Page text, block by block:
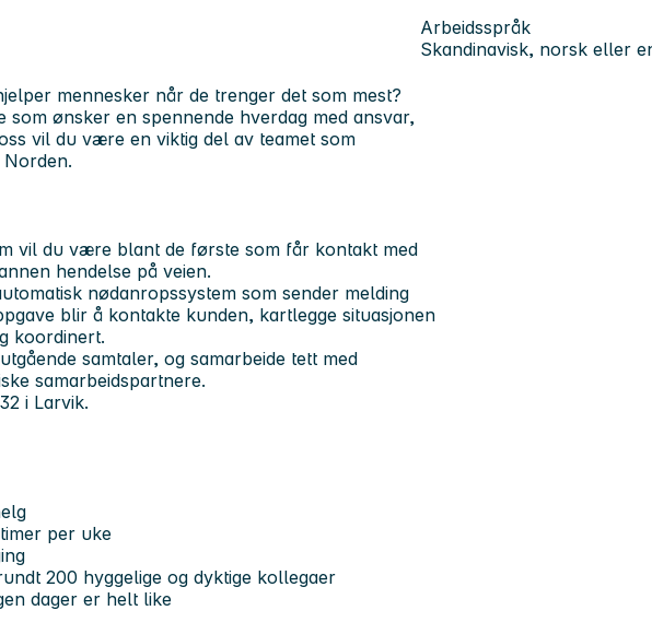
Arbeidsspråk
Skandinavisk, norsk eller
mennesker når de trenger det som mest?
som ønsker en spennende hverdag med ansvar,
vil du være en viktig del av teamet som
vil du være blant de første som får kontakt med
hendelse på veien.
nødanropssystem som sender melding
blir å kontakte kunden, kartlegge situasjonen
koordinert.
samtaler, og samarbeide tett med
samarbeidspartnere.
i Larvik.
per uke
200 hyggelige og dyktige kollegaer
dager er helt like